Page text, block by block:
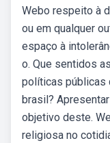
Webo respeito à
ou em qualquer
espaço à
o. Que sentidos
políticas públicas
brasil?
objetivo deste.
religiosa no